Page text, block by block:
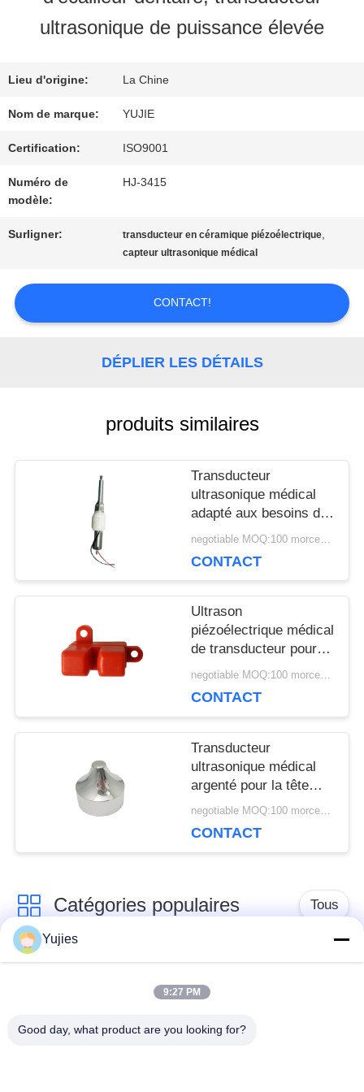
VISITE
CONTRÔLE
DE
QUALITÉ
CONTACTEZ-
NOUS
DEMANDEZ
CITATION
POLICY
ultrasonique de puissance élevée
Lieu d'origine: La Chine
Nom de marque: YUJIE
Certification: ISO9001
Numéro de
modèle:
HJ-3415
Surligner: transducteur en céramique piézoélectrique,
capteur ultrasonique médical
CONTACT!
DÉPLIER LES DÉTAILS
produits similaires
Transducteur
ultrasonique médical
adapté aux besoins du
client 34Khz pour le
dispositif de thérapie
negotiable MOQ:100 morceaux/morceaux
CONTACT
Ultrason
piézoélectrique médical
de transducteur pour le
capteur ultrasonique denegotiable MOQ:100 morceaux/morceaux
CONTACT
Transducteur
ultrasonique médical
argenté pour la tête
pointue en aluminium
negotiable MOQ:100 morceaux/morceaux
CONTACT
Catégories populaires Tous
Transducteur
Transducteur
ultrasonique médical
transducteur de
Yujies
9:27 PM
Good day, what product are you looking for?